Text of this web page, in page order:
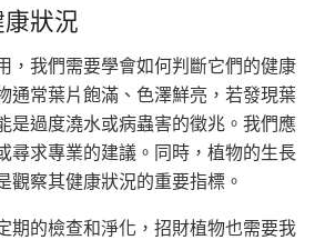
狀況
，我們需要學會如何判斷它們的健康
通常葉片飽滿、色澤鮮亮，若發現葉
是過度澆水或病蟲害的徵兆。我們應
尋求專業的建議。同時，植物的生長
觀察其健康狀況的重要指標。
期的檢查和淨化，招財植物也需要我